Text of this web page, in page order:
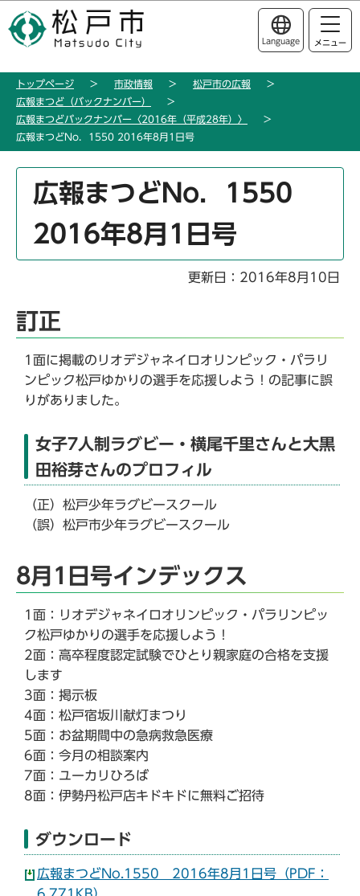
の
ー
頭
このページの本文へ移動
Language メニュー
トップページ 市政情報
松戸市の広報
広報まつど（バックナンバー）
広報まつどバックナンバー〈2016年（平成28年）〉
広報まつどNo．1550 2016年8月1日号
か
広報まつどNo．1550
2016年8月1日号
更新日：2016年8月10日
訂正
1面に掲載のリオデジャネイロオリンピック・パラリ
ンピック松戸ゆかりの選手を応援しよう！の記事に誤
りがありました。
女子7人制ラグビー・横尾千里さんと大黒
田裕芽さんのプロフィル
（正）松戸少年ラグビースクール
（誤）松戸市少年ラグビースクール
8月1日号インデックス
1面：リオデジャネイロオリンピック・パラリンピッ
ク松戸ゆかりの選手を応援しよう！
2面：高卒程度認定試験でひとり親家庭の合格を支援
します
3面：掲示板
4面：松戸宿坂川献灯まつり
5面：お盆期間中の急病救急医療
6面：今月の相談案内
7面：ユーカリひろば
8面：伊勢丹松戸店キドキドに無料ご招待
ダウンロード
広報まつどNo.1550 2016年8月1日号（PDF：